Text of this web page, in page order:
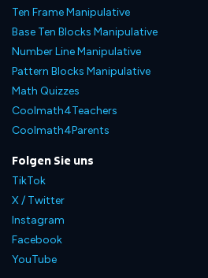
Ten Frame Manipulative
Base Ten Blocks Manipulative
Number Line Manipulative
Pattern Blocks Manipulative
Math Quizzes
Coolmath4Teachers
Coolmath4Parents
Folgen Sie uns
TikTok
X / Twitter
Instagram
Facebook
YouTube